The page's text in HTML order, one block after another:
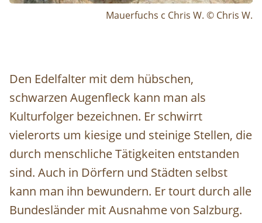
Mauerfuchs c Chris W. © Chris W.
Den Edelfalter mit dem hübschen,
schwarzen Augenfleck kann man als
Kulturfolger bezeichnen. Er schwirrt
vielerorts um kiesige und steinige Stellen, die
durch menschliche Tätigkeiten entstanden
sind. Auch in Dörfern und Städten selbst
kann man ihn bewundern. Er tourt durch alle
Bundesländer mit Ausnahme von Salzburg.